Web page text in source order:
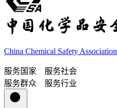
China Chemical Safety Association
服务国家 服务社会
服务群众 服务行业